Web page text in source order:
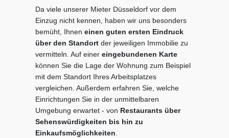
Da viele unserer Mieter Düsseldorf vor dem
Einzug nicht kennen, haben wir uns besonders
bemüht, Ihnen einen guten ersten Eindruck
über den Standort der jeweiligen Immobilie zu
vermitteln. Auf einer eingebundenen Karte
können Sie die Lage der Wohnung zum Beispiel
mit dem Standort Ihres Arbeitsplatzes
vergleichen. Außerdem erfahren Sie, welche
Einrichtungen Sie in der unmittelbaren
Umgebung erwartet - von Restaurants über
Sehenswürdigkeiten bis hin zu
Einkaufsmöglichkeiten